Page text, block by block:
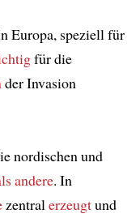
Europa, speziell für
für die
der Invasion
nordischen und
andere. In
zentralerzeugtund